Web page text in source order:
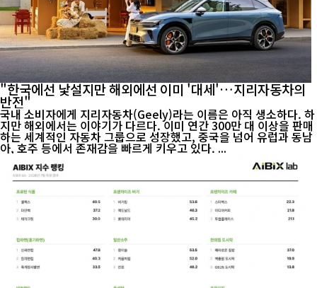
"한국에선 낯설지만 해외에선 이미 '대세'…지리자동차의
반전"
국내 소비자에게 지리자동차(Geely)라는 이름은 아직 생소하다. 하
지만 해외에서는 이야기가 다르다. 이미 연간 300만 대 이상을 판매
하는 세계적인 자동차 그룹으로 성장했고, 중국을 넘어 유럽과 동남
아, 호주 등에서 존재감을 빠르게 키우고 있다. ...